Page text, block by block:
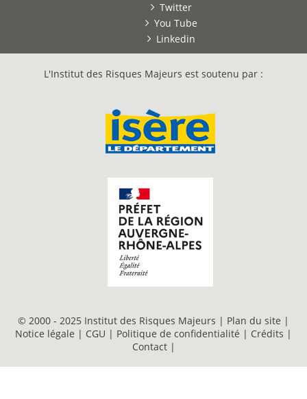
Twitter
You Tube
Linkedin
L'Institut des Risques Majeurs est soutenu par :
© 2000 - 2025 Institut des Risques Majeurs | Plan du site |
Notice légale | CGU | Politique de confidentialité | Crédits |
Contact |